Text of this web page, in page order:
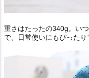
重さはたったの340g。い
で、日常使いにもぴったり